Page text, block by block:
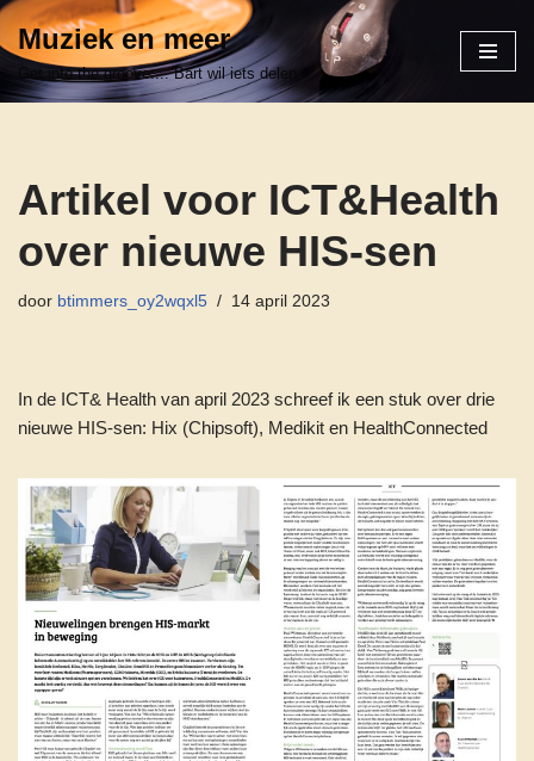
Ga
naar
Muziek en meer
Get into the groove.... Bart wil iets delen
Artikel voor ICT&Health
over nieuwe HIS-sen
door btimmers_oy2wqxl5 14 april 2023
In de ICT& Health van april 2023 schreef ik een stuk over drie
nieuwe HIS-sen: Hix (Chipsoft), Medikit en HealthConnected